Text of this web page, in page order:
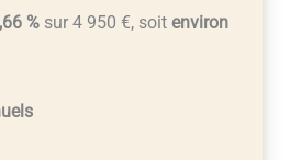
%sur 4 950 €, soit environ